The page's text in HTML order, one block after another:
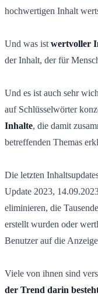
hochwertigen Inhalt
Und was ist wertvoller
der Inhalt, der für
Und es ist auch sehr
auf Schlüsselwörter
Inhalte, die damit
betreffenden Themas
Die letzten
Update 2023,
eliminieren, die
erstellt wurden oder
Benutzer auf die
Viele von ihnen sind
der Trend darin